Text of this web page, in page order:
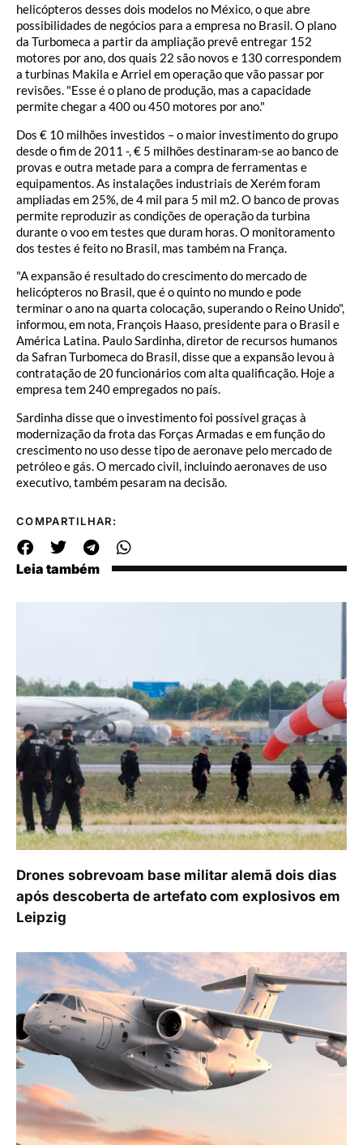
helicópteros desses dois modelos no México, o que abre
possibilidades de negócios para a empresa no Brasil. O plano
da Turbomeca a partir da ampliação prevê entregar 152
motores por ano, dos quais 22 são novos e 130 correspondem
a turbinas Makila e Arriel em operação que vão passar por
revisões. "Esse é o plano de produção, mas a capacidade
permite chegar a 400 ou 450 motores por ano."
Dos € 10 milhões investidos – o maior investimento do grupo
desde o fim de 2011 -, € 5 milhões destinaram-se ao banco de
provas e outra metade para a compra de ferramentas e
equipamentos. As instalações industriais de Xerém foram
ampliadas em 25%, de 4 mil para 5 mil m2. O banco de provas
permite reproduzir as condições de operação da turbina
durante o voo em testes que duram horas. O monitoramento
dos testes é feito no Brasil, mas também na França.
"A expansão é resultado do crescimento do mercado de
helicópteros no Brasil, que é o quinto no mundo e pode
terminar o ano na quarta colocação, superando o Reino Unido",
informou, em nota, François Haaso, presidente para o Brasil e
América Latina. Paulo Sardinha, diretor de recursos humanos
da Safran Turbomeca do Brasil, disse que a expansão levou à
contratação de 20 funcionários com alta qualificação. Hoje a
empresa tem 240 empregados no país.
Sardinha disse que o investimento foi possível graças à
modernização da frota das Forças Armadas e em função do
crescimento no uso desse tipo de aeronave pelo mercado de
petróleo e gás. O mercado civil, incluindo aeronaves de uso
executivo, também pesaram na decisão.
COMPARTILHAR:
Leia também
Drones sobrevoam base militar alemã dois dias
após descoberta de artefato com explosivos em
Leipzig